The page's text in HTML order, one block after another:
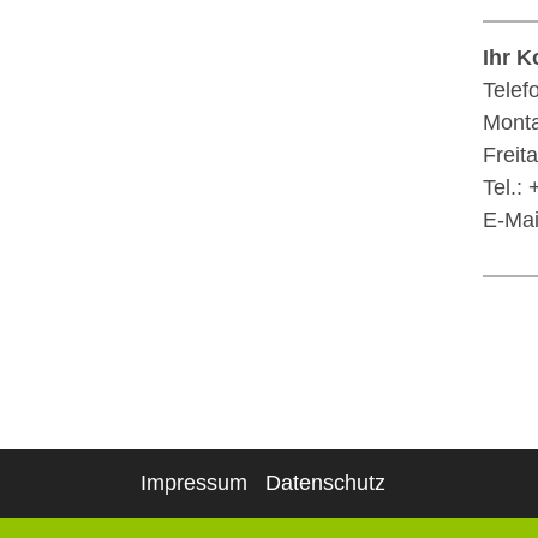
Ihr
Tel.:
E-
Impressum Datenschutz